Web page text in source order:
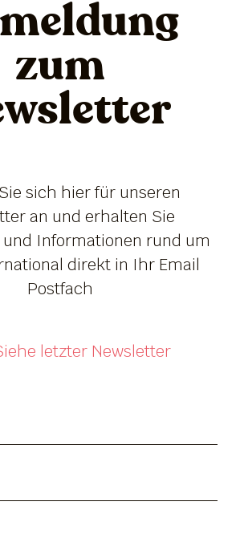
zum
sich hier für unseren
an und erhalten Sie
Informationen rund um
direkt in Ihr Email
Postfach
letzter Newsletter